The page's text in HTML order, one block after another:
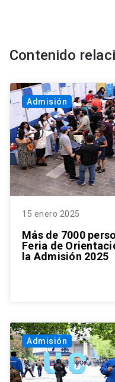
Contenido
Admisión
15 enero 2025
Más de 7000
Feria de
la Admisión 2025
Admisión